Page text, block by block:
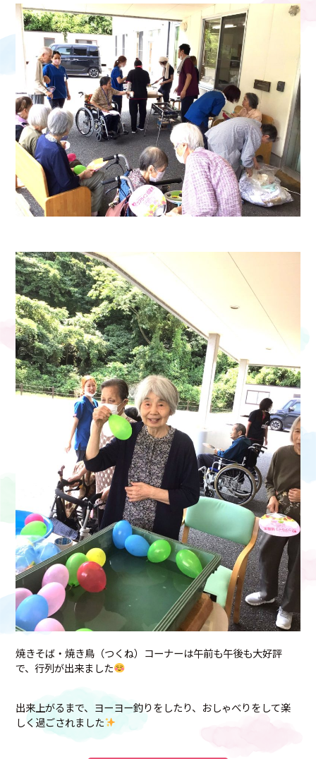
焼きそば・焼き鳥（つくね）コーナーは午前も午後も大好評
で、行列が出来ました
出来上がるまで、ヨーヨー釣りをしたり、おしゃべりをして楽
しく過ごされました